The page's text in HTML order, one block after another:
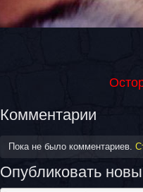
Комментарии
Пока не было комментариев.
Опубликовать